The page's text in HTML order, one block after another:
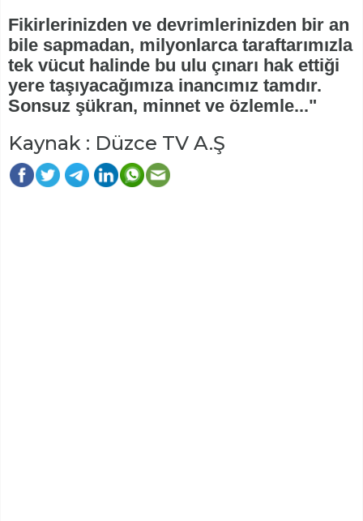
Fikirlerinizden ve devrimlerinizden bir an
bile sapmadan, milyonlarca taraftarımızla
tek vücut halinde bu ulu çınarı hak ettiği
yere taşıyacağımıza inancımız tamdır.
Sonsuz şükran, minnet ve özlemle..."
Kaynak : Düzce TV A.Ş